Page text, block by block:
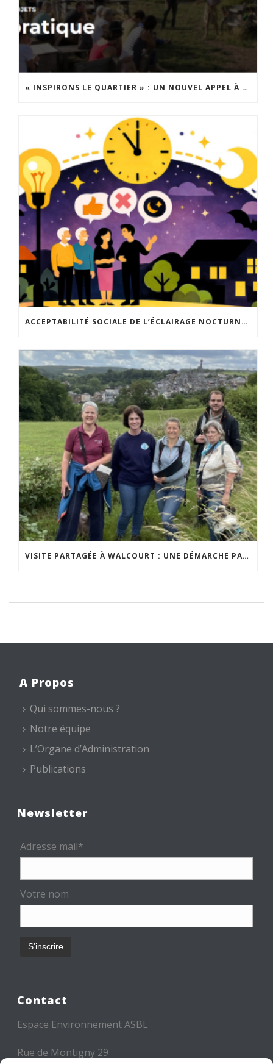
« INSPIRONS LE QUARTIER » : UN NOUVEL APPEL À PROJETS EST LANCÉ !
ACCEPTABILITÉ SOCIALE DE L’ÉCLAIRAGE NOCTURNE : LE REPLAY EST DISPONIBLE
VISITE PARTAGÉE À WALCOURT : UNE DÉMARCHE PARTICIPATIVE ANIMÉE PAR ESPACE ENVIRONNEMENT
A Propos
Qui sommes-nous ?
Notre équipe
L’Organe d’Administration
Publications
Newsletter
Adresse mail*
Votre nom
Contact
Espace Environnement ASBL
Rue de Montigny 29